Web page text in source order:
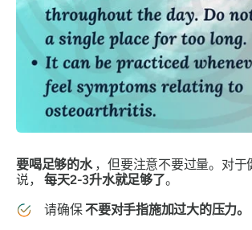
要喝足够的水，但要注意不要过量。对于
说，每天2-3升水就足够了。
请确保不要对手指施加过大的压力。